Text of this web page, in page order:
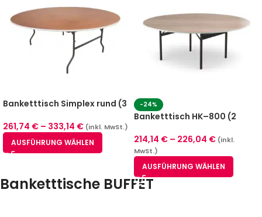
Banketttisch Simplex rund (3
261,74 € – 333,14 € (inkl. MwSt.)
AUSFÜHRUNG WÄHLEN
-24%
Banketttisch HK–800 (2
214,14 € – 226,04 € (inkl.
MwSt.)
AUSFÜHRUNG WÄHLEN
Banketttische BUFFET